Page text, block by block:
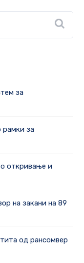
за
рамки за
откривање и
на закани на 89
од рансомвер